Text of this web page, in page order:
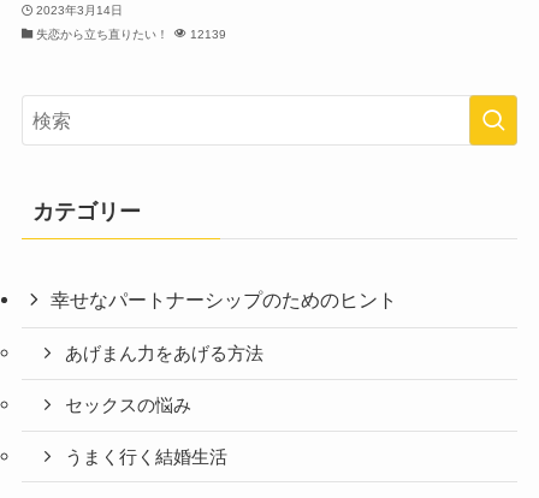
2023年3月14日
失恋から立ち直りたい！
12139
カテゴリー
幸せなパートナーシップのためのヒント
あげまん力をあげる方法
セックスの悩み
うまく行く結婚生活